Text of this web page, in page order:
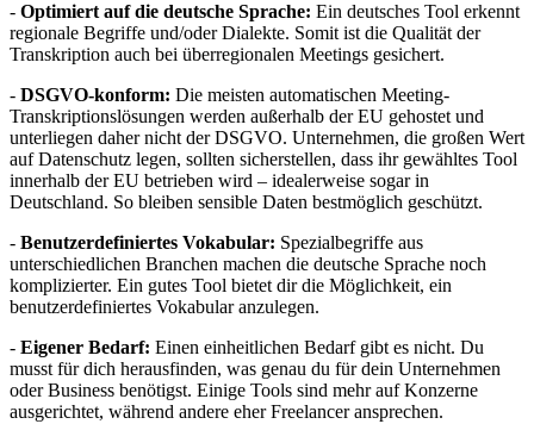
- Optimiert auf die deutsche Sprache: Ein deutsches Tool erkennt
regionale Begriffe und/oder Dialekte. Somit ist die Qualität der
Transkription auch bei überregionalen Meetings gesichert.
- DSGVO-konform: Die meisten automatischen Meeting-
Transkriptionslösungen werden außerhalb der EU gehostet und
unterliegen daher nicht der DSGVO. Unternehmen, die großen Wert
auf Datenschutz legen, sollten sicherstellen, dass ihr gewähltes Tool
innerhalb der EU betrieben wird – idealerweise sogar in
Deutschland. So bleiben sensible Daten bestmöglich geschützt.
- Benutzerdefiniertes Vokabular: Spezialbegriffe aus
unterschiedlichen Branchen machen die deutsche Sprache noch
komplizierter. Ein gutes Tool bietet dir die Möglichkeit, ein
benutzerdefiniertes Vokabular anzulegen.
- Eigener Bedarf: Einen einheitlichen Bedarf gibt es nicht. Du
musst für dich herausfinden, was genau du für dein Unternehmen
oder Business benötigst. Einige Tools sind mehr auf Konzerne
ausgerichtet, während andere eher Freelancer ansprechen.